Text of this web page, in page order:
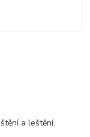
a leštění.